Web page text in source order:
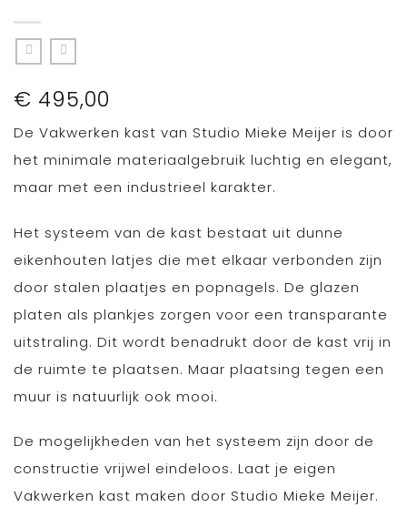
€ 495,00
De Vakwerken kast van Studio Mieke Meijer is door
het minimale materiaalgebruik luchtig en elegant,
maar met een industrieel karakter.
Het systeem van de kast bestaat uit dunne
eikenhouten latjes die met elkaar verbonden zijn
door stalen plaatjes en popnagels. De glazen
platen als plankjes zorgen voor een transparante
uitstraling. Dit wordt benadrukt door de kast vrij in
de ruimte te plaatsen. Maar plaatsing tegen een
muur is natuurlijk ook mooi.
De mogelijkheden van het systeem zijn door de
constructie vrijwel eindeloos. Laat je eigen
Vakwerken kast maken door Studio Mieke Meijer.